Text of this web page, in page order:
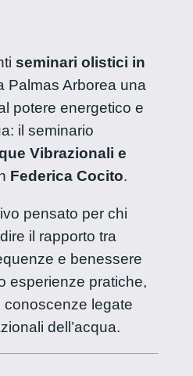
seminari olistici in
Palmas Arborea una
potere energetico e
il seminario
Vibrazionali e
Federica Cocito.
pensato per chi
il rapporto tra
e benessere
esperienze pratiche,
legate
dell’acqua.